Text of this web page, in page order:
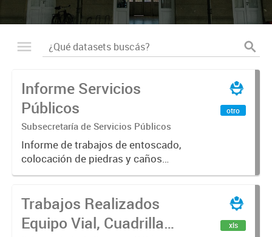
Informe Servicios
Públicos
Subsecretaría de Servicios Públicos
Informe de trabajos de entoscado,
colocación de piedras y caños
(zanjeo - cruce de calles) Informe
construcción, colocación de tapa
registro, reparación...
otro
Trabajos Realizados
Equipo Vial, Cuadrilla
xls